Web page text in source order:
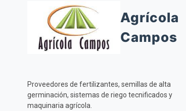
Agrícola
Campos
Proveedores de fertilizantes, semillas de alta
germinación, sistemas de riego tecnificados y
maquinaria agrícola.